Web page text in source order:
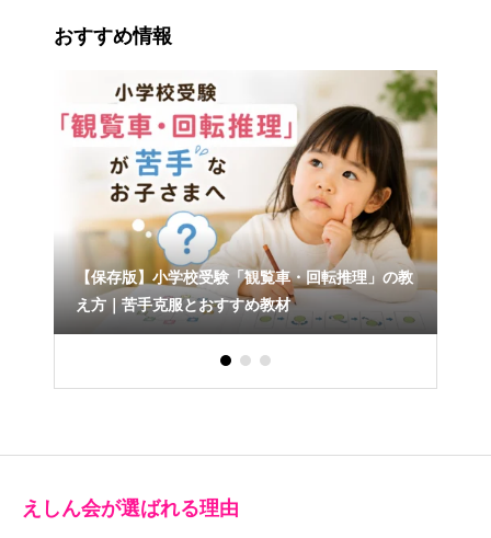
おすすめ情報
【保存版】小学校受験「観覧車・回転推理」の教
え方｜苦手克服とおすすめ教材
えしん会が選ばれる理由